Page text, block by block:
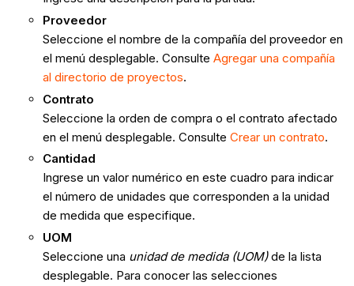
Proveedor
Seleccione el nombre de la compañía del proveedor en
el menú desplegable. Consulte Agregar una compañía
al directorio de proyectos.
Contrato
Seleccione la orden de compra o el contrato afectado
en el menú desplegable. Consulte Crear un contrato.
Cantidad
Ingrese un valor numérico en este cuadro para indicar
el número de unidades que corresponden a la unidad
de medida que especifique.
UOM
Seleccione una unidad de medida (UOM)de la lista
desplegable. Para conocer las selecciones